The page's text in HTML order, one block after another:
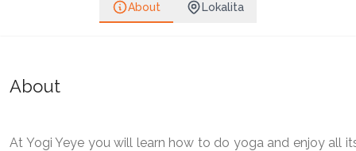
About Lokalita
About
At Yogi Yeye you will learn how to do yoga and enjoy all